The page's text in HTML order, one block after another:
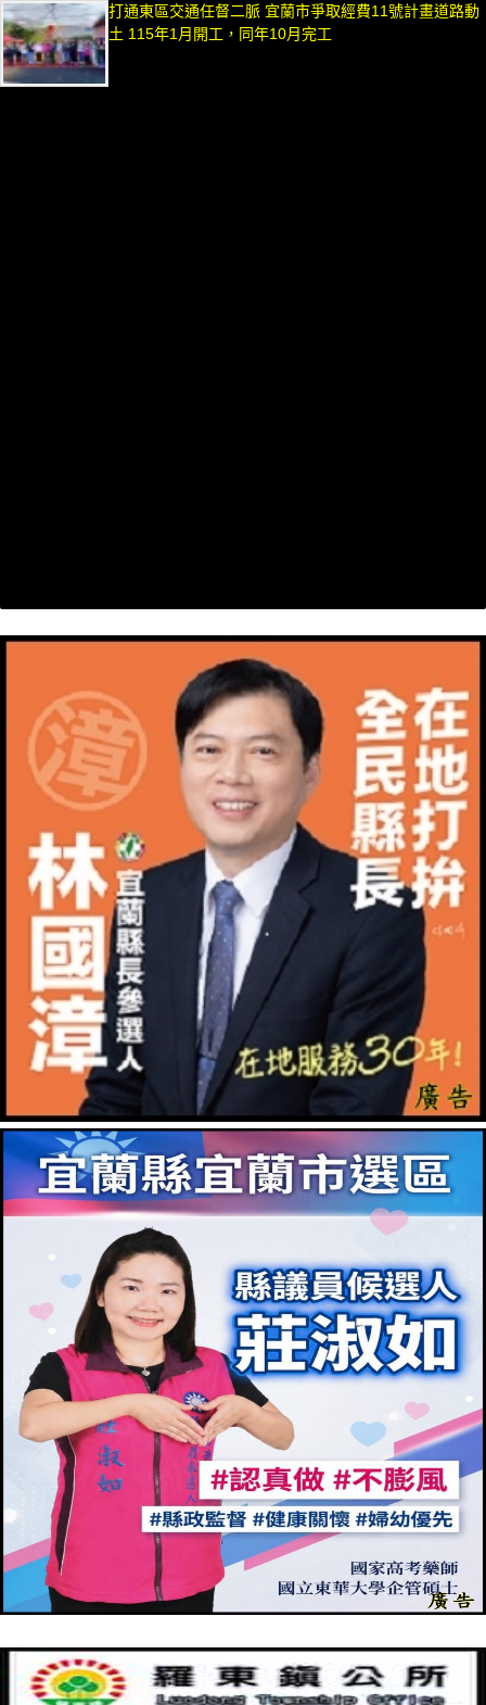
打通東區交通任督二脈 宜蘭市爭取經費11號計畫道路動
土 115年1月開工，同年10月完工